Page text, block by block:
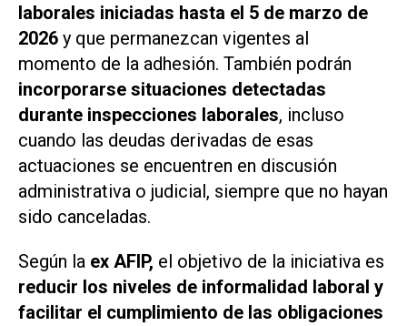
laborales iniciadas hasta el 5 de marzo de
2026 y que permanezcan vigentes al
momento de la adhesión. También podrán
incorporarse situaciones detectadas
durante inspecciones laborales, incluso
cuando las deudas derivadas de esas
actuaciones se encuentren en discusión
administrativa o judicial, siempre que no hayan
sido canceladas.
Según la ex AFIP, el objetivo de la iniciativa es
reducir los niveles de informalidad laboral y
facilitar el cumplimiento de las obligaciones